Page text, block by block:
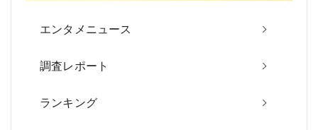
ー
ョ
ン
エンタメニュース
調査レポート
ランキング